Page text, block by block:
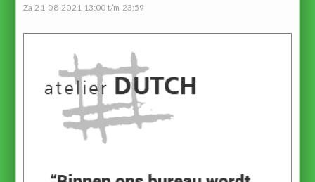
Za 21-08-2021 13:00 t/m 23:59